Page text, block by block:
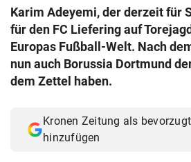
search
eingeben
Karim Adeyemi, der derzeit für
für den FC Liefering auf
Europas Fußball-Welt. Nach
nun auch Borussia Dortmund
dem Zettel haben.
Kronen Zeitung als
hinzufügen